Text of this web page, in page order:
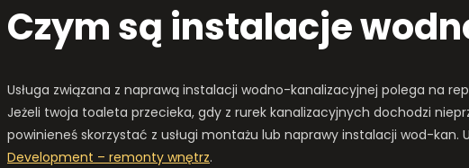
Czym są instalacje
Usługa związana z naprawą instalacji wodno-kanalizacyjnej polega na
Jeżeli twoja toaleta przecieka, gdy z rurek kanalizacyjnych dochodzi
powinieneś skorzystać z usługi montażu lub naprawy instalacji wod-kan.
Development – remonty wnętrz.